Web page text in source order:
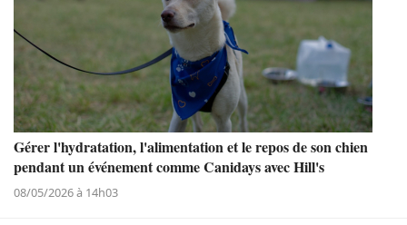
Gérer l'hydratation, l'alimentation et le repos de son chien
pendant un événement comme Canidays avec Hill's
08/05/2026 à 14h03